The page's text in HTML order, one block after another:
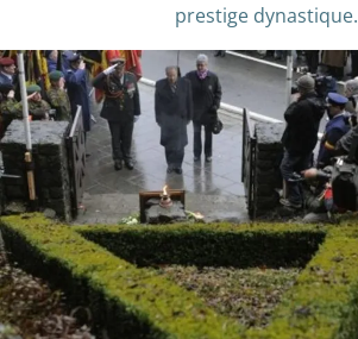
prestige dynastique.